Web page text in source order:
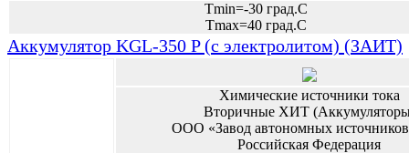
Tmin=-30 град.С
Tmax=40 град.С
Аккумулятор KGL-350 P (с электролитом) (ЗАИТ)
Химические источники тока
Вторичные ХИТ
ООО «Завод автономных источников
Российская Федерация